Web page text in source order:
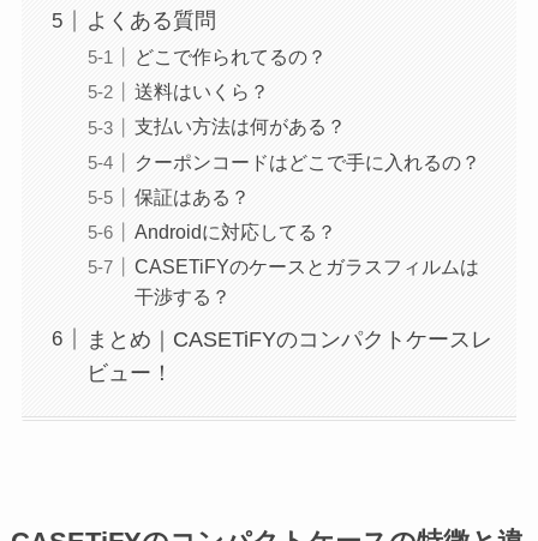
よくある質問
どこで作られてるの？
送料はいくら？
支払い方法は何がある？
クーポンコードはどこで手に入れるの？
保証はある？
Androidに対応してる？
CASETiFYのケースとガラスフィルムは
干渉する？
まとめ｜CASETiFYのコンパクトケースレ
ビュー！